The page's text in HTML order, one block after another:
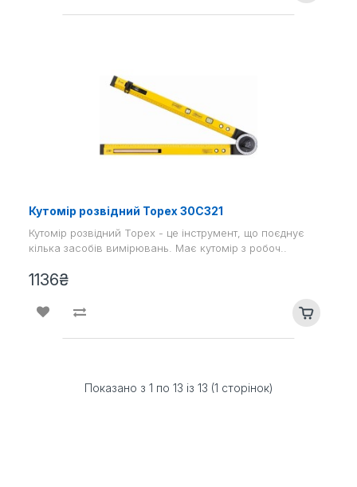
Кутомір розвідний Topex 30C321
Кутомір розвідний Topex - це інструмент, що поєднує
кілька засобів вимірювань. Має кутомір з робоч..
1136₴
Показано з 1 по 13 із 13 (1 сторінок)